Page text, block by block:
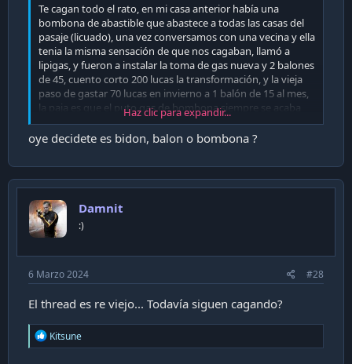
Te cagan todo el rato, en mi casa anterior había una
bombona de abastible que abastece a todas las casas del
pasaje (licuado), una vez conversamos con una vecina y ella
tenia la misma sensación de que nos cagaban, llamó a
lipigas, y fueron a instalar la toma de gas nueva y 2 balones
de 45, cuento corto 200 lucas la transformación, y la vieja
paso de gastar 70 lucas en invierno a 1 balón de 15 al mes,
la paja es que el puto gas de bombona siempre se acaba
cuando uno se esta bañanado, la última vez tuve que salir
a potope a dar el otro balón y me resfrié por culpa de la
acabara y el ahorro me lo tire en pastillas y malestares del
resfrío por 2 semanas.
Haz clic para expandir...
oye decidete es bidon, balon o bombona ?
Damnit
:)
6 Marzo 2024 #28
El thread es re viejo... Todavía siguen cagando?
R
e
Kitsune